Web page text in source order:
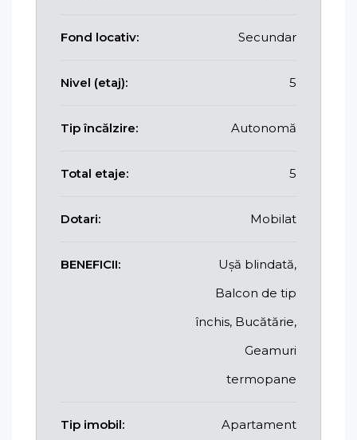
Fond locativ: Secundar
Nivel (etaj): 5
Tip încălzire: Autonomă
Total etaje: 5
Dotari: Mobilat
BENEFICII:
Ușă blindată,
Balcon de tip
închis, Bucătărie,
Geamuri
termopane
Tip imobil: Apartament